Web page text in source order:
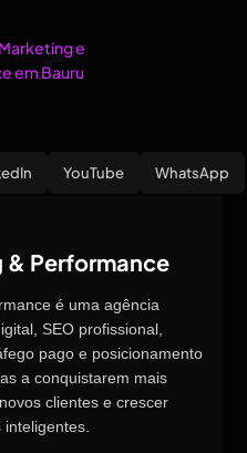
YouTube WhatsApp
& Performance
é uma agência
SEO profissional,
pago e posicionamento
a conquistarem mais
clientes e crescer